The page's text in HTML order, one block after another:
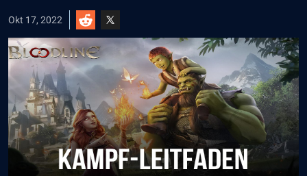
Okt 17, 2022